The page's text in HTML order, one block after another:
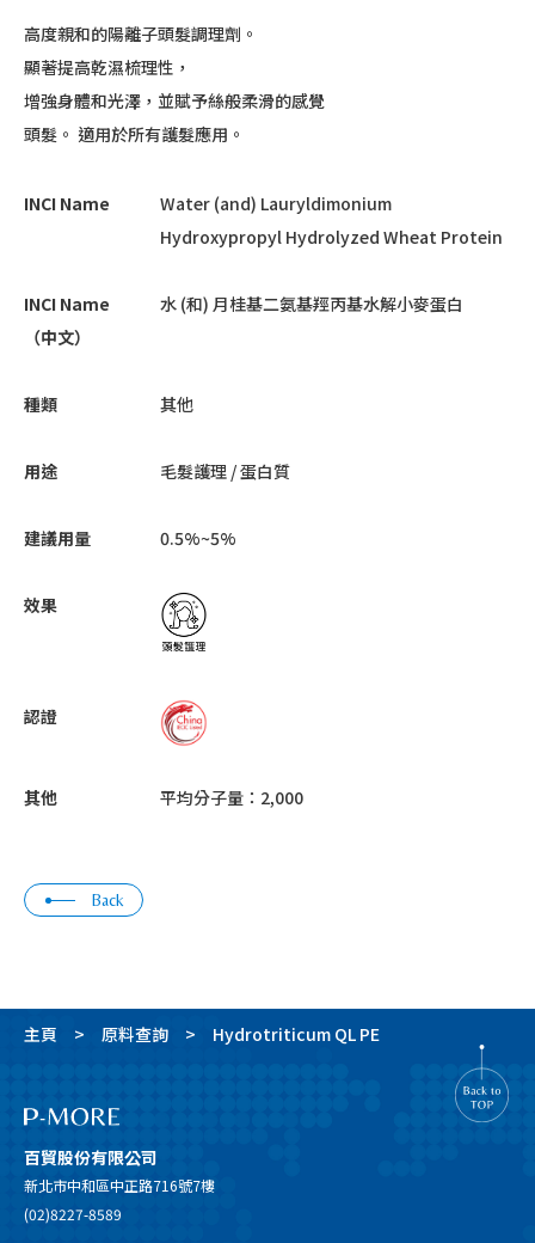
高度親和的陽離子頭髮調理劑。
顯著提高乾濕梳理性，
增強身體和光澤，並賦予絲般柔滑的感覺
頭髮。 適用於所有護髮應用。
INCI Name
Water (and) Lauryldimonium
Hydroxypropyl Hydrolyzed Wheat Protein
INCI Name
（中文）
水 (和) 月桂基二氨基羥丙基水解小麥蛋白
種類 其他
用途 毛髮護理 / 蛋白質
建議用量 0.5%~5%
效果
認證
其他 平均分子量：2,000
Back
主頁 原料查詢 Hydrotriticum QL PE
百貿股份有限公司
新北市中和區中正路716號7樓
(02)8227-8589